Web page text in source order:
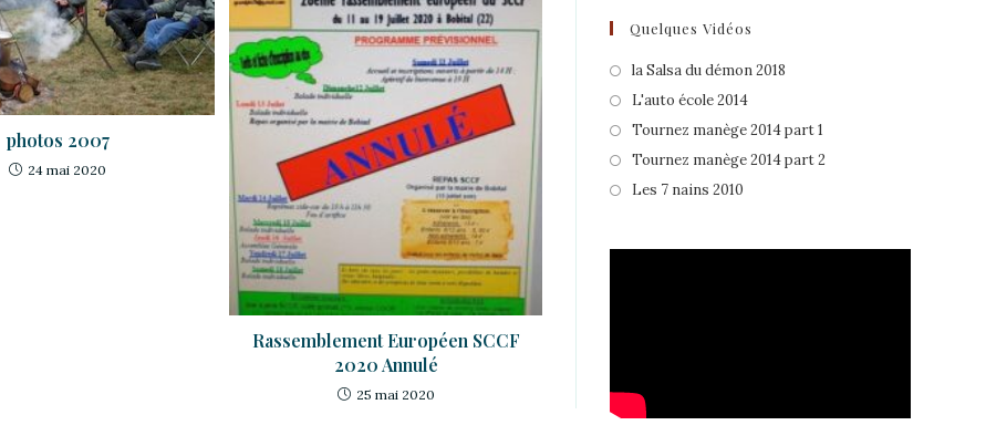
photos 2007
24 mai 2020
Rassemblement Européen SCCF
2020 Annulé
25 mai 2020
Quelques Vidéos
la Salsa du démon 2018
L'auto école 2014
Tournez manège 2014 part 1
Tournez manège 2014 part 2
Les 7 nains 2010